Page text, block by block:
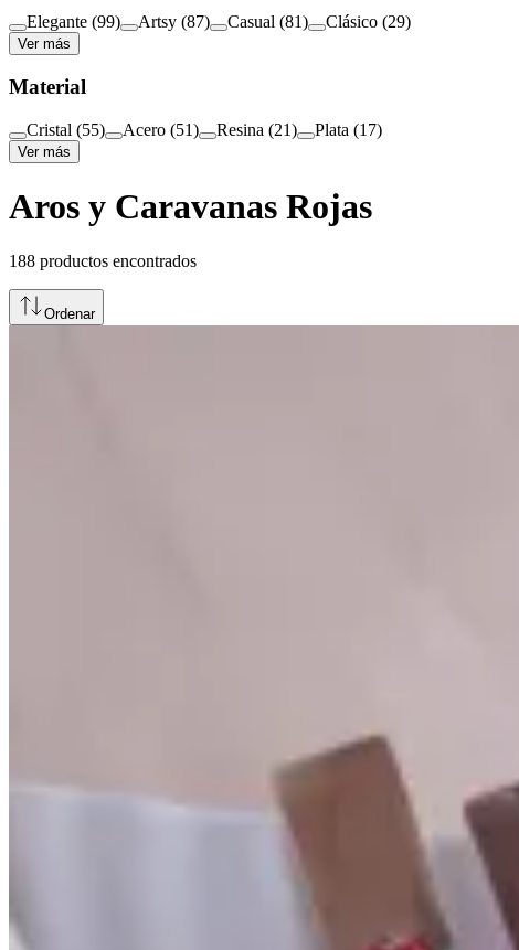
Elegante (99) Artsy (87) Casual (81) Clásico (29)
Ver más
Material
Cristal (55) Acero (51) Resina (21) Plata (17)
Ver más
Aros y Caravanas Rojas
188 productos encontrados
Ordenar